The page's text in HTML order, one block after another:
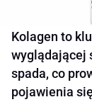
Kolagen to
wyglądającej
spada, co
pojawienia